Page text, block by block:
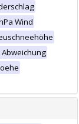
Wind
Abweichung